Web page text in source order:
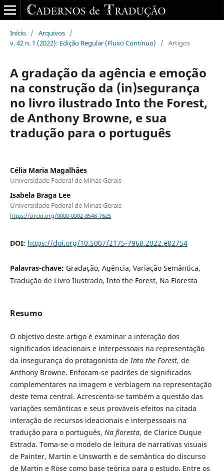
Início / Arquivos /
v. 42 n. 1 (2022): Edição Regular (Fluxo Contínuo)
/ Artigos
A gradação da agência e emoção
na construção da (in)segurança
no livro ilustrado Into the Forest,
de Anthony Browne, e sua
tradução para o português
Célia Maria Magalhães
Universidade Federal de Minas Gerais
Isabela Braga Lee
Universidade Federal de Minas Gerais
https://orcid.org/0000-0002-8548-7625
DOI: https://doi.org/10.5007/2175-7968.2022.e82754
Palavras-chave: Gradação, Agência, Variação Semântica,
Tradução de Livro Ilustrado, Into the Forest, Na Floresta
Resumo
O objetivo deste artigo é examinar a interação dos
significados ideacionais e interpessoais na representação
da insegurança do protagonista deInto the Forest, de
Anthony Browne. Enfocam-se padrões de significados
complementares na imagem e verbiagem na representação
deste tema central. Acrescenta-se também a questão das
variações semânticas e seus prováveis efeitos na citada
interação de recursos ideacionais e interpessoais na
tradução para o português, Na floresta, de Clarice Duque
Estrada. Toma-se o modelo de leitura de narrativas visuais
de Painter, Martin e Unsworth e de semântica do discurso
de Martin e Rose como base teórica para o estudo. Entre os